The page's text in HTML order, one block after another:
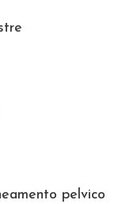
pelvico